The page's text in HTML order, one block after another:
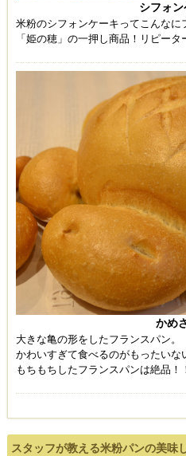
シフォ
米粉のシフォンケーキってこんなに
「姫の穂」の一押し商品！リピータ
かめ
大きな亀の形をしたフランスパン。
かわいすぎて食べるのがもったいな
もちもちしたフランスパンは絶品！
スタッフが教える米粉パンの美味